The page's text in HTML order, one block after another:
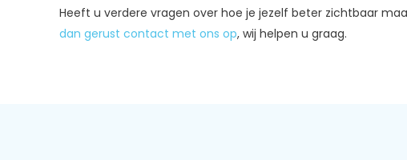
Heeft u verdere vragen over hoe je jezelf beter zichtbaar
dan gerust contact met ons op, wij helpen u graag.